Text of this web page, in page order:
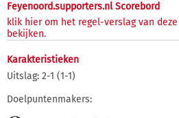
Feyenoord.supporters.nl Scorebord
klik hier om het regel-verslag van
bekijken.
Karakteristieken
Uitslag: 2-1 (1-1)
Doelpuntenmakers: